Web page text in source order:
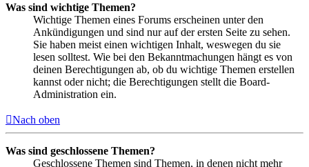
Was sind wichtige Themen?
Wichtige Themen eines Forums erscheinen unter den
Ankündigungen und sind nur auf der ersten Seite zu sehen.
Sie haben meist einen wichtigen Inhalt, weswegen du sie
lesen solltest. Wie bei den Bekanntmachungen hängt es von
deinen Berechtigungen ab, ob du wichtige Themen erstellen
kannst oder nicht; die Berechtigungen stellt die Board-
Administration ein.
Nach oben
Was sind geschlossene Themen?
Geschlossene Themen sind Themen, in denen nicht mehr